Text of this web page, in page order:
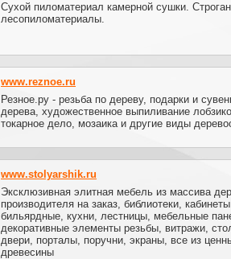
Сухой пиломатериал камерной сушки.
лесопиломатериалы.
www.reznoe.ru
Резное.ру - резьба по дереву, подарки и
дерева, художественное выпиливание
токарное дело, мозаика и другие виды
www.stolyarshik.ru
Эксклюзивная элитная мебель из массива
производителя на заказ, библиотеки,
бильярдные, кухни, лестницы, мебельные
декоративные элементы резьбы, витражи,
двери, порталы, поручни, экраны, все из
древесины